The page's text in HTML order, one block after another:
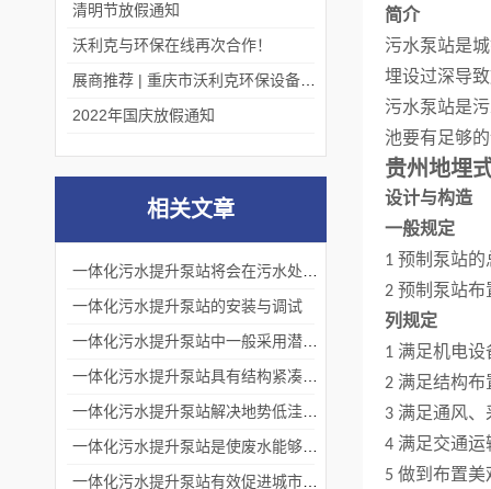
简介
污水泵站是
埋设过深导
污水泵站是
池要有足够
贵州地埋
设计与构造
一般规定
1 预制泵站
2 预制泵站布
列规定
1 满足机电
2 满足结构布
3 满足通风
4 满足交通运
5 做到布置
清明节放假通知
沃利克与环保在线再次合作！
2022年国庆放假通知
相关文章
一体化污水提升泵站的安装与调试